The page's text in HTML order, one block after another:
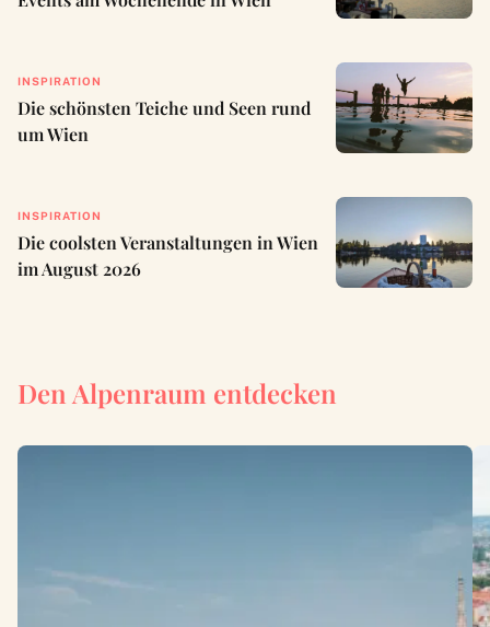
INSPIRATION
Die schönsten Teiche und Seen rund
um Wien
INSPIRATION
Die coolsten Veranstaltungen in Wien
im August 2026
Den Alpenraum entdecken